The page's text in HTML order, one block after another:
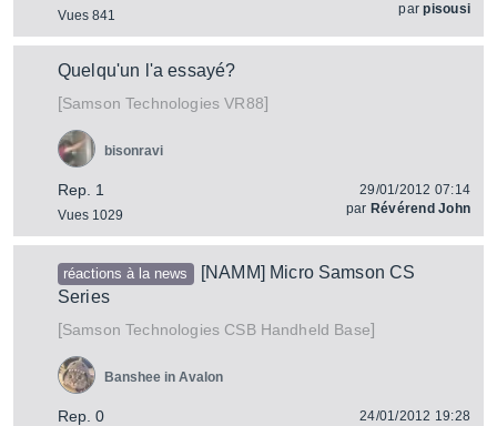
Vues 841
parpisousi
Quelqu'un l'a essayé?
[Samson Technologies VR88]
Rep. 1
Vues 1029
bisonravi
29/01/2012 07:14
par Révérend John
réactions à la news
[NAMM] Micro Samson CS
Series
[Samson Technologies CSB Handheld Base]
Rep. 0
Banshee in Avalon
24/01/2012 19:28